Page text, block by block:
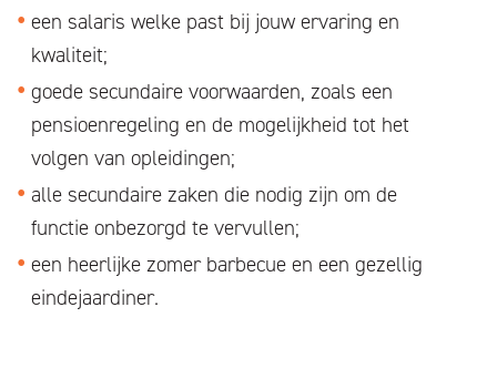
een salaris welke past bij jouw ervaring en
kwaliteit;
goede secundaire voorwaarden, zoals een
pensioenregeling en de mogelijkheid tot het
volgen van opleidingen;
alle secundaire zaken die nodig zijn om de
functie onbezorgd te vervullen;
een heerlijke zomer barbecue en een gezellig
eindejaardiner.